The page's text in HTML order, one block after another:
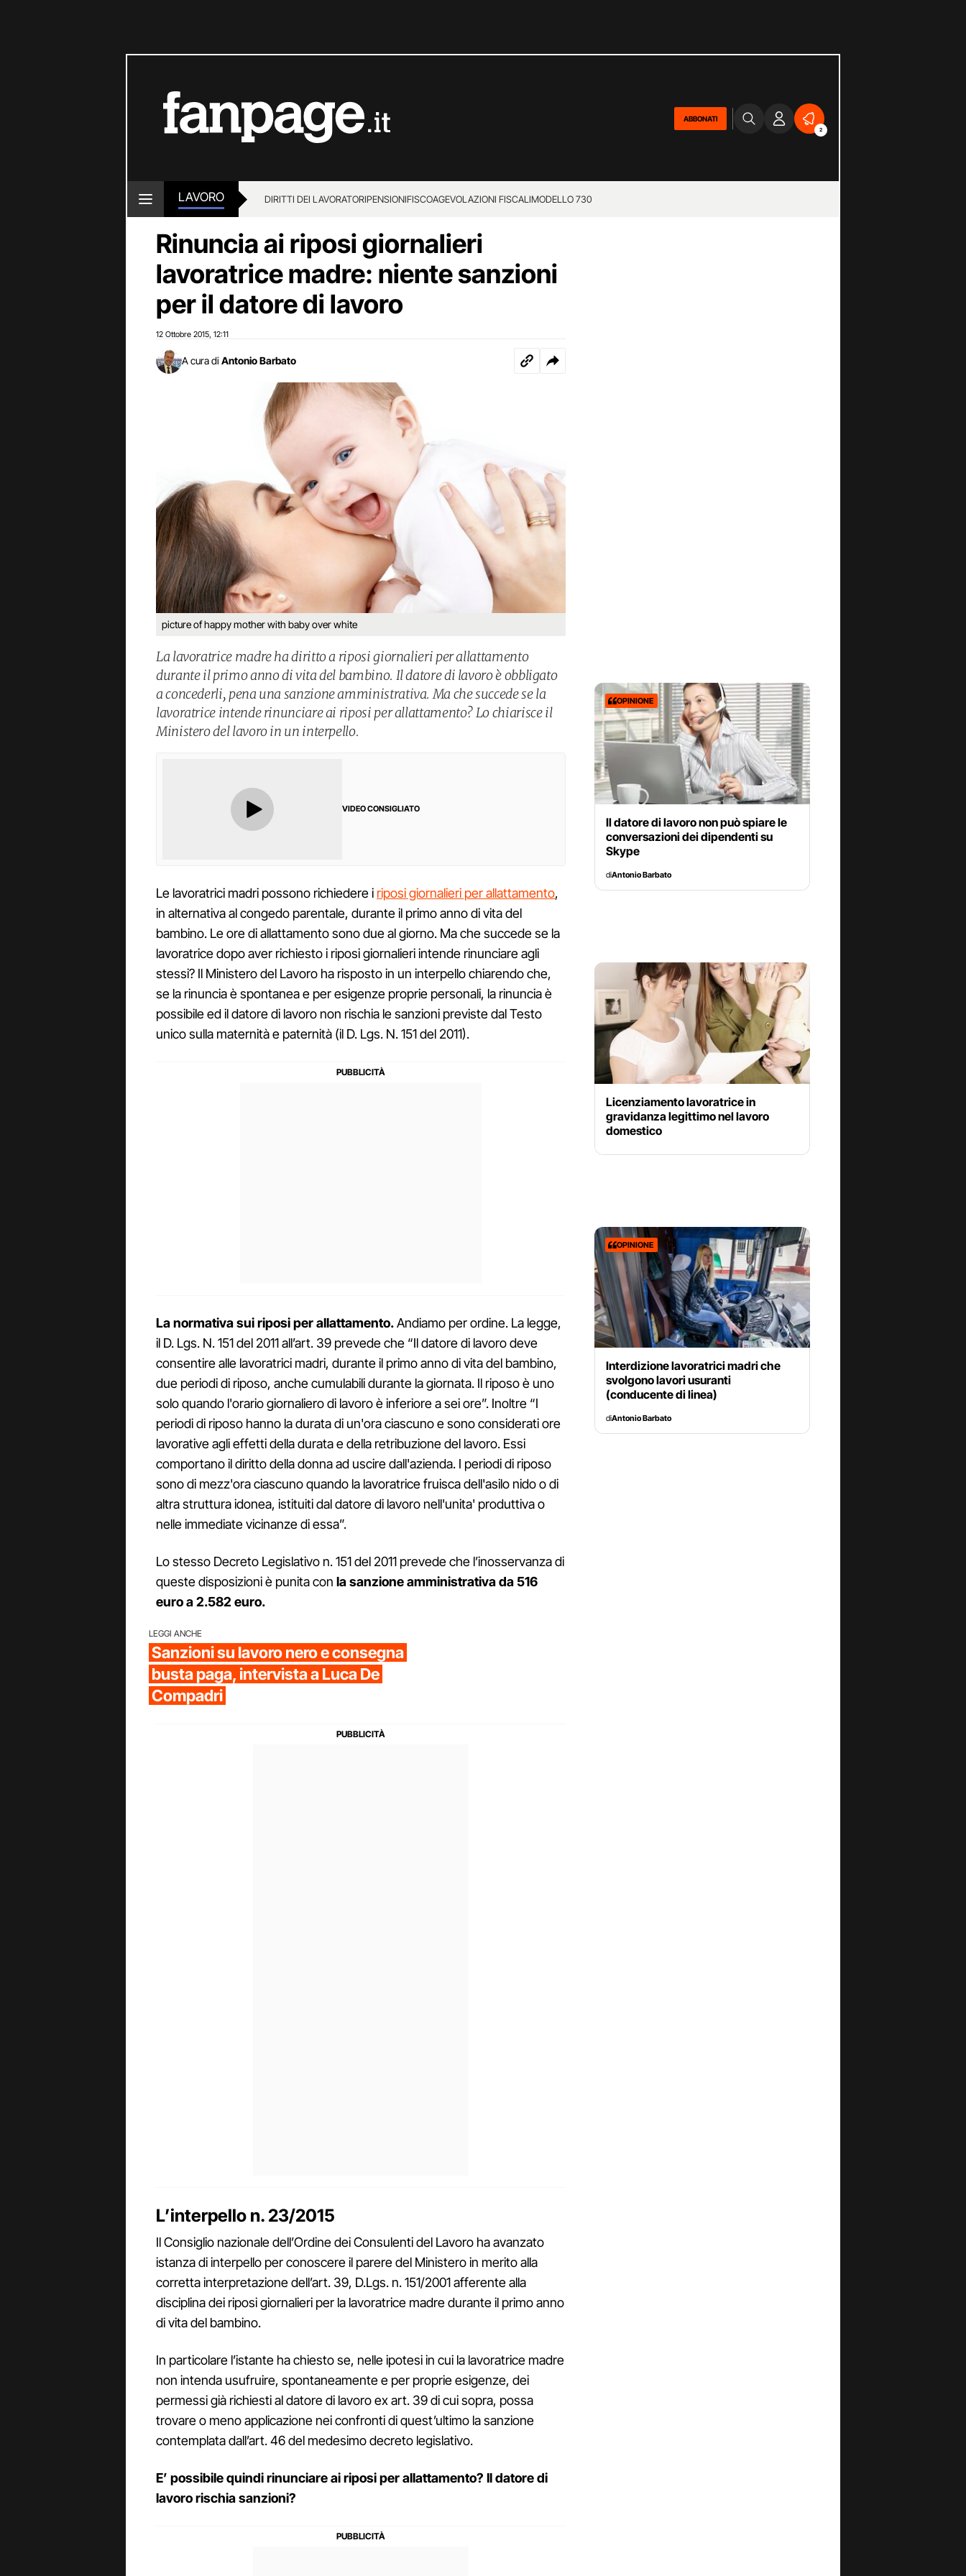
ABBONATI
2
LAVORO DIRITTI DEI LAVORATORIPENSIONIFISCOAGEVOLAZIONI FISCALIMODELLO 730
Rinuncia ai riposi giornalieri
lavoratrice madre: niente sanzioni
per il datore di lavoro
12 Ottobre 2015 12:11
A cura di Antonio Barbato
picture of happy mother with baby over white
La lavoratrice madre ha diritto a riposi giornalieri per allattamento
durante il primo anno di vita del bambino. Il datore di lavoro è obbligato
a concederli, pena una sanzione amministrativa. Ma che succede se la
lavoratrice intende rinunciare ai riposi per allattamento? Lo chiarisce il
Ministero del lavoro in un interpello.
VIDEO CONSIGLIATO
Le lavoratrici madri possono richiedere i riposi giornalieri per allattamento,
in alternativa al congedo parentale, durante il primo anno di vita del
bambino. Le ore di allattamento sono due al giorno. Ma che succede se la
lavoratrice dopo aver richiesto i riposi giornalieri intende rinunciare agli
stessi? Il Ministero del Lavoro ha risposto in un interpello chiarendo che,
se la rinuncia è spontanea e per esigenze proprie personali, la rinuncia è
possibile ed il datore di lavoro non rischia le sanzioni previste dal Testo
unico sulla maternità e paternità (il D. Lgs. N. 151 del 2011).
La normativa sui riposi per allattamento.Andiamo per ordine. La legge,
il D. Lgs. N. 151 del 2011 all’art. 39 prevede che “Il datore di lavoro deve
consentire alle lavoratrici madri, durante il primo anno di vita del bambino,
due periodi di riposo, anche cumulabili durante la giornata. Il riposo è uno
solo quando l'orario giornaliero di lavoro è inferiore a sei ore”. Inoltre “I
periodi di riposo hanno la durata di un'ora ciascuno e sono considerati ore
lavorative agli effetti della durata e della retribuzione del lavoro. Essi
comportano il diritto della donna ad uscire dall'azienda. I periodi di riposo
sono di mezz'ora ciascuno quando la lavoratrice fruisca dell'asilo nido o di
altra struttura idonea, istituiti dal datore di lavoro nell'unita' produttiva o
nelle immediate vicinanze di essa”.
Lo stesso Decreto Legislativo n. 151 del 2011 prevede che l’inosservanza di
queste disposizioni è punita con la sanzione amministrativa da 516
euro a 2.582 euro.
LEGGI ANCHE
Sanzioni su lavoro nero e consegna
busta paga, intervista a Luca De
Compadri
L’interpello n. 23/2015
Il Consiglio nazionale dell’Ordine dei Consulenti del Lavoro ha avanzato
istanza di interpello per conoscere il parere del Ministero in merito alla
corretta interpretazione dell’art. 39, D.Lgs. n. 151/2001 afferente alla
disciplina dei riposi giornalieri per la lavoratrice madre durante il primo anno
di vita del bambino.
In particolare l’istante ha chiesto se, nelle ipotesi in cui la lavoratrice madre
non intenda usufruire, spontaneamente e per proprie esigenze, dei
permessi già richiesti al datore di lavoro ex art. 39 di cui sopra, possa
trovare o meno applicazione nei confronti di quest’ultimo la sanzione
contemplata dall’art. 46 del medesimo decreto legislativo.
E’ possibile quindi rinunciare ai riposi per allattamento? Il datore di
lavoro rischia sanzioni?
OPINIONE
Il datore di lavoro non può spiare le
conversazioni dei dipendenti su
Skype
diAntonio Barbato
Licenziamento lavoratrice in
gravidanza legittimo nel lavoro
domestico
OPINIONE
Interdizione lavoratrici madri che
svolgono lavori usuranti
(conducente di linea)
diAntonio Barbato